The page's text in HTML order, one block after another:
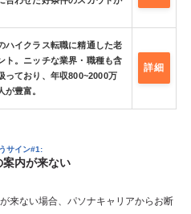
ハイクラス転職に精通した老
ト。ニッチな業界・職種も含
っており、年収800~2000万
が豊富。
詳細
サイン#1:
内が来ない
来ない場合、パソナキャリアからお断